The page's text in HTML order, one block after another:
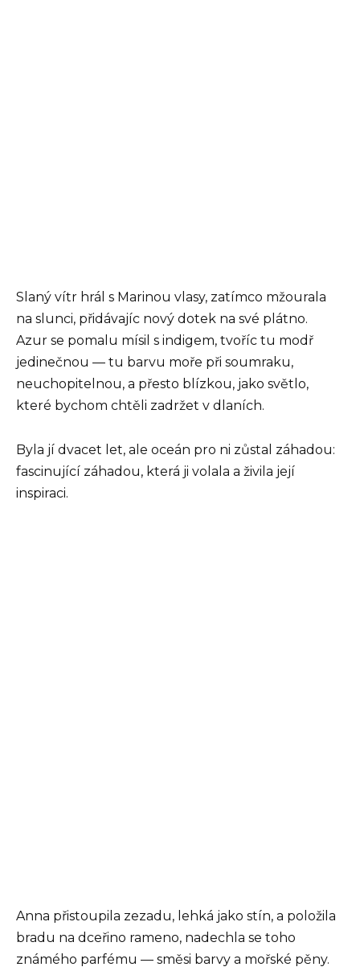
Slaný vítr hrál s Marinou vlasy, zatímco mžourala
na slunci, přidávajíc nový dotek na své plátno.
Azur se pomalu mísil s indigem, tvoříc tu modř
jedinečnou — tu barvu moře při soumraku,
neuchopitelnou, a přesto blízkou, jako světlo,
které bychom chtěli zadržet v dlaních.
Byla jí dvacet let, ale oceán pro ni zůstal záhadou:
fascinující záhadou, která ji volala a živila její
inspiraci.
Anna přistoupila zezadu, lehká jako stín, a položila
bradu na dceřino rameno, nadechla se toho
známého parfému — směsi barvy a mořské pěny.